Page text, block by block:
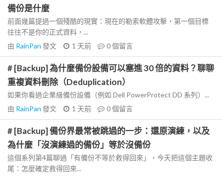
備份是什麼
前面幾篇提過一個殘酷的現實：現在的勒索軟體攻擊，第一個目標
往往不是你的正式資料，...
由 RainPan 發文 1 天前 0個留言
# [Backup] 為什麼備份設備可以塞進 30 倍的資料？聊聊
重複資料刪除（Deduplication）
如果你看過企業級備份設備（例如 Dell PowerProtect DD 系列）...
由 RainPan 發文 1 天前 0個留言
# [Backup] 備份界最常被跳過的一步：還原演練，以及
為什麼「沒演練過的備份」等於沒備份
這個系列第4篇聊過「有備份不等於救得回來」，今天把這個主題收
尾：怎麼確定救得回來...